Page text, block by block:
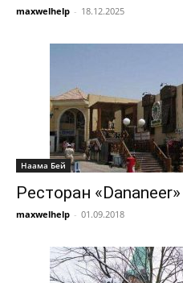
maxwelhelp - 18.12.2025
Наама Бей
Ресторан «Dananeer»
maxwelhelp - 01.09.2018